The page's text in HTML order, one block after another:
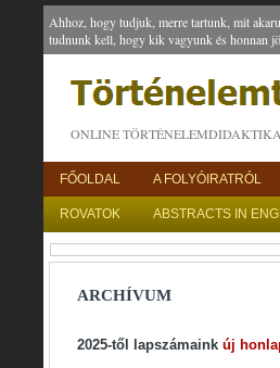
Ahhoz, hogy tudjuk, merre tartunk, mit
tudnunk kell, hogy kik vagyunk és honnan
ONLINE
FŐOLDAL A FOLYÓIRATRÓL
ROVATOK ABSTRACTS IN
ARCHÍVUM
2025-től lapszámaink új